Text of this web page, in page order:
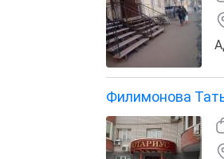
Филимонова